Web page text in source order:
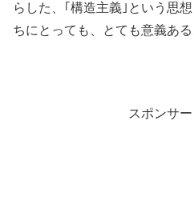
らした、｢構造主義｣という思
ちにとっても、とても意義ある
スポンサ